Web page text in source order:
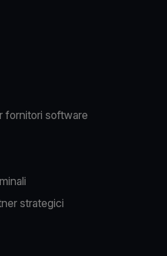
fornitori software
strategici